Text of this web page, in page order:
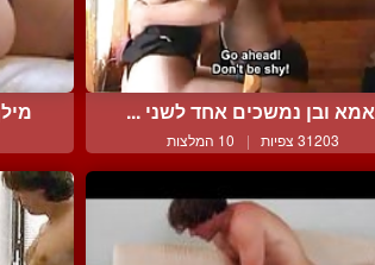
אמא ובן נמשכים אחד לשני ...
31203 צפיות | 10 המלצות